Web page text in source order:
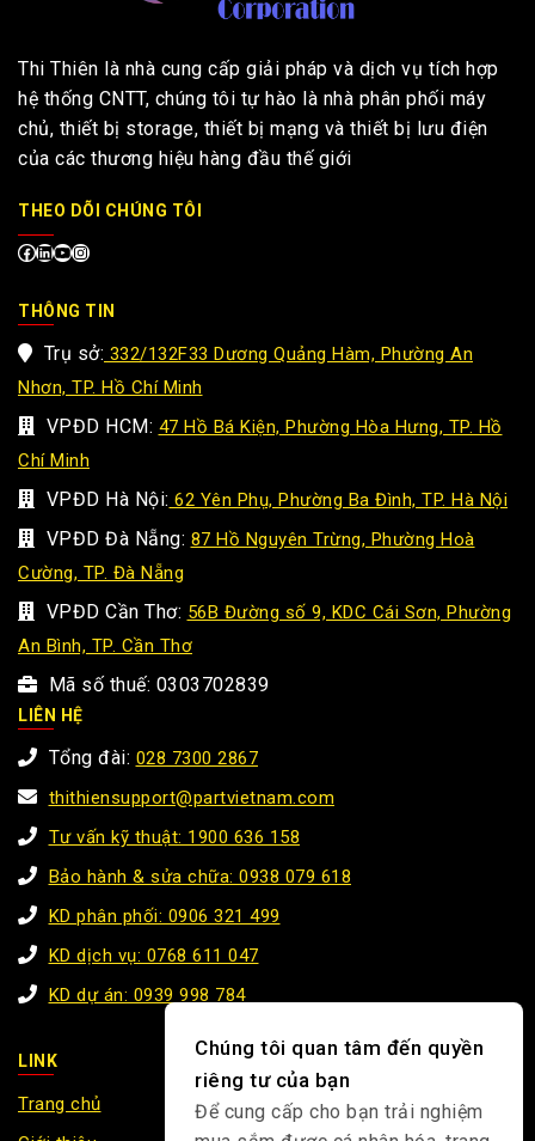
Thi Thiên là nhà cung cấp giải pháp và dịch vụ tích hợp
hệ thống CNTT, chúng tôi tự hào là nhà phân phối máy
chủ, thiết bị storage, thiết bị mạng và thiết bị lưu điện
của các thương hiệu hàng đầu thế giới
THEO DÕI CHÚNG TÔI
THÔNG TIN
Trụ sở: 332/132F33 Dương Quảng Hàm, Phường An
Nhơn, TP. Hồ Chí Minh
VPĐD HCM: 47 Hồ Bá Kiện, Phường Hòa Hưng, TP. Hồ
Chí Minh
VPĐD Hà Nội: 62 Yên Phụ, Phường Ba Đình, TP. Hà Nội
VPĐD Đà Nẵng: 87 Hồ Nguyên Trừng, Phường Hoà
Cường, TP. Đà Nẵng
VPĐD Cần Thơ: 56B Đường số 9, KDC Cái Sơn, Phường
An Bình, TP. Cần Thơ
Mã số thuế: 0303702839
LIÊN HỆ
Tổng đài: 028 7300 2867
thithiensupport@partvietnam.com
Tư vấn kỹ thuật: 1900 636 158
Bảo hành & sửa chữa: 0938 079 618
KD phân phối: 0906 321 499
KD dịch vụ: 0768 611 047
KD dự án: 0939 998 784
LINK
Trang chủ
Chúng tôi quan tâm đến quyền
riêng tư của bạn
Để cung cấp cho bạn trải nghiệm